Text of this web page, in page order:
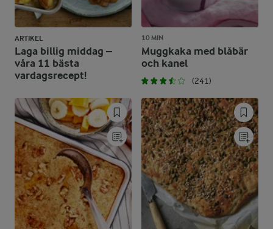
ARTIKEL
Laga billig middag –
våra 11 bästa
vardagsrecept!
10 MIN
Muggkaka med blåbär
och kanel
(241)